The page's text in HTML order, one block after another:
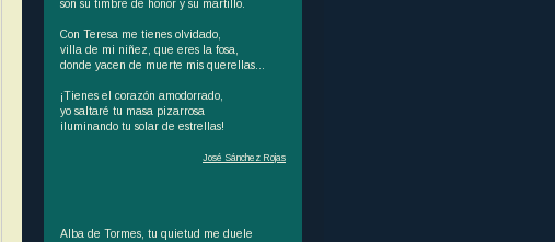
son su timbre de honor y su martillo.
Con Teresa me tienes olvidado,
villa de mi niñez, que eres la fosa,
donde yacen de muerte mis querellas...
¡Tienes el corazón amodorrado,
yo saltaré tu masa pizarrosa
iluminando tu solar de estrellas!
José Sánchez Rojas
Alba de Tormes, tu quietud me duele